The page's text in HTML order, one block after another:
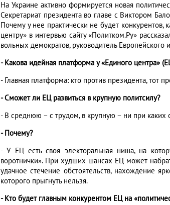
На Украине активно формируется новая
Секретариат президента во главе с Виктором
Почему у нее практически не будет
центру» в интервью сайту «Политком.Ру»
вольных демократов, руководитель Европейского
- Какова идейная платформа у «Единого центра»
- Главная платформа: кто против президента, тот
- Сможет ли ЕЦ развиться в крупную политсилу?
- В среднюю – с трудом, в крупную – ни при каких
- Почему?
- У ЕЦ есть своя электоральная ниша, на
воротнички». При худших шансах ЕЦ может
удачное стечение обстоятельств, нахождение
которого прыгнуть нельзя.
- Кто будет главным конкурентом ЕЦ на